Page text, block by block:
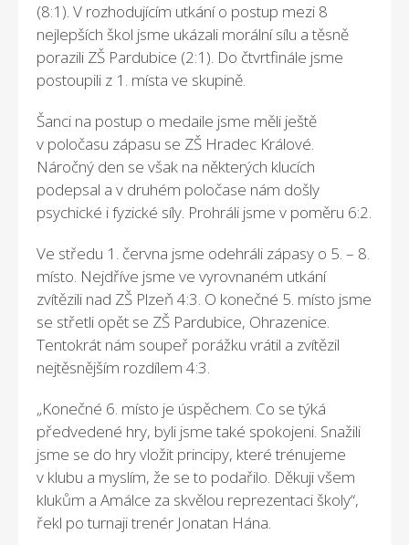
(8:1). V rozhodujícím utkání o postup mezi 8
nejlepších škol jsme ukázali morální sílu a těsně
porazili ZŠ Pardubice (2:1). Do čtvrtfinále jsme
postoupili z 1. místa ve skupině.
Šanci na postup o medaile jsme měli ještě
v poločasu zápasu se ZŠ Hradec Králové.
Náročný den se však na některých klucích
podepsal a v druhém poločase nám došly
psychické i fyzické síly. Prohráli jsme v poměru 6:2.
Ve středu 1. června jsme odehráli zápasy o 5. – 8.
místo. Nejdříve jsme ve vyrovnaném utkání
zvítězili nad ZŠ Plzeň 4:3. O konečné 5. místo jsme
se střetli opět se ZŠ Pardubice, Ohrazenice.
Tentokrát nám soupeř porážku vrátil a zvítězil
nejtěsnějším rozdílem 4:3.
„Konečné 6. místo je úspěchem. Co se týká
předvedené hry, byli jsme také spokojeni. Snažili
jsme se do hry vložit principy, které trénujeme
v klubu a myslím, že se to podařilo. Děkuji všem
klukům a Amálce za skvělou reprezentaci školy“,
řekl po turnaji trenér Jonatan Hána.